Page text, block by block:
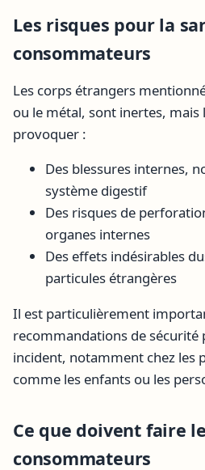
Les risques pour la
consommateurs
Les corps étrangers
ou le métal, sont inertes,
provoquer :
Des blessures internes,
système digestif
Des risques de
organes internes
Des effets indésirables
particules étrangères
Il est particulièrement
recommandations de
incident, notamment chez les
comme les enfants ou les
Ce que doivent faire
consommateurs